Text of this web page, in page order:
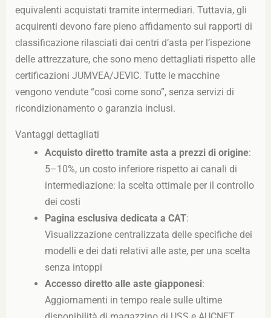
equivalenti acquistati tramite intermediari. Tuttavia, gli
acquirenti devono fare pieno affidamento sui rapporti di
classificazione rilasciati dai centri d’asta per l’ispezione
delle attrezzature, che sono meno dettagliati rispetto alle
certificazioni JUMVEA/JEVIC. Tutte le macchine
vengono vendute “così come sono”, senza servizi di
ricondizionamento o garanzia inclusi.
Vantaggi dettagliati
Acquisto diretto tramite asta a prezzi di origine:
5–10%, un costo inferiore rispetto ai canali di
intermediazione: la scelta ottimale per il controllo
dei costi
Pagina esclusiva dedicata a CAT:
Visualizzazione centralizzata delle specifiche dei
modelli e dei dati relativi alle aste, per una scelta
senza intoppi
Accesso diretto alle aste giapponesi:
Aggiornamenti in tempo reale sulle ultime